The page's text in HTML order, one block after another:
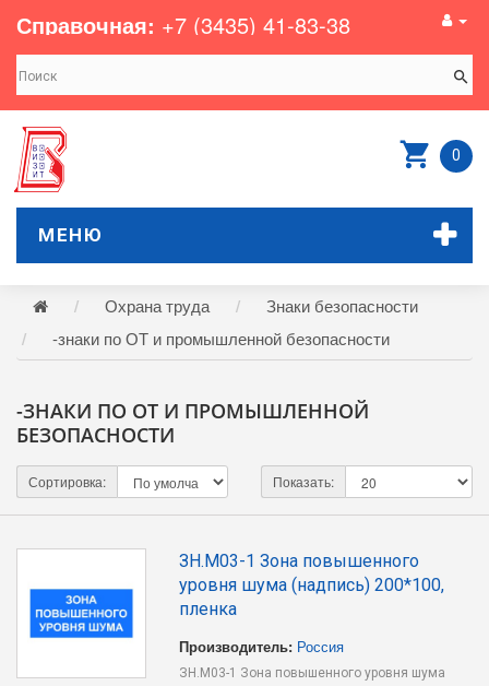
Справочная: +7 (3435) 41-83-38
0
МЕНЮ
Охрана труда
Знаки безопасности
-знаки по ОТ и промышленной безопасности
-ЗНАКИ ПО ОТ И ПРОМЫШЛЕННОЙ
БЕЗОПАСНОСТИ
Сортировка: Показать:
ЗН.M03-1 Зона повышенного
уровня шума (надпись) 200*100,
пленка
Производитель: Россия
ЗН.M03-1 Зона повышенного уровня шума